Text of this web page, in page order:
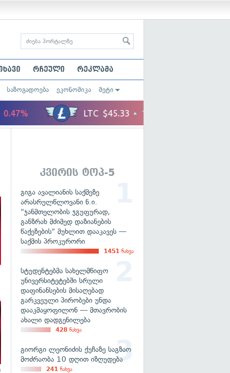
რჩეული რეკლამა
საზოგადოება ეკონომიკა მეტი
კვირის ტოპ-5
გიგა ავალიანის საქმეზე
არასრულწლოვანი ნ.ი.
"ჯანმთელობის ჯგუფურად,
განზრახ მძიმედ დაზიანების
წაქეზების" მუხლით დააკავეს —
საქმის პროკურორი
1451 ნახვა
სტუდენტებმა სახელმწიფო
უნივერსიტეტებში სრული
დაფინანსების მისაღებად
გარკვეული პირობები უნდა
დააკმაყოფილონ — მთავრობის
ახალი დადგენილება
428 ნახვა
გიორგი ლეონიძის ქუჩაზე საგზაო
მოძრაობა 10 დღით იზღუდება
241 ნახვა